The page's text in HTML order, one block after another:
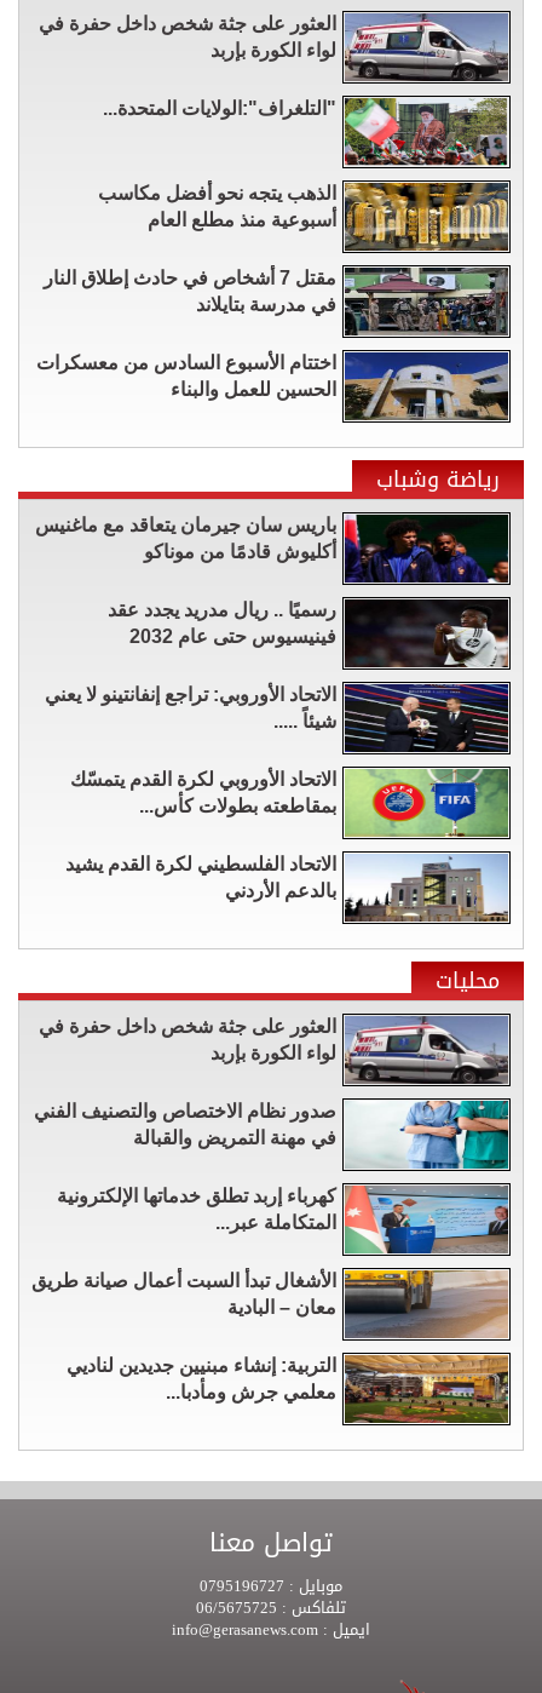
العثور على جثة شخص داخل حفرة في
لواء الكورة بإربد
"التلغراف":الولايات المتحدة...
الذهب يتجه نحو أفضل مكاسب
أسبوعية منذ مطلع العام
مقتل 7 أشخاص في حادث إطلاق النار
في مدرسة بتايلاند
اختتام الأسبوع السادس من معسكرات
الحسين للعمل والبناء
رياضة وشباب
باريس سان جيرمان يتعاقد مع ماغنيس
أكليوش قادمًا من موناكو
رسميًا .. ريال مدريد يجدد عقد
فينيسيوس حتى عام 2032
الاتحاد الأوروبي: تراجع إنفانتينو لا يعني
شيئاً .....
الاتحاد الأوروبي لكرة القدم يتمسّك
بمقاطعته بطولات كأس...
الاتحاد الفلسطيني لكرة القدم يشيد
بالدعم الأردني
محليات
العثور على جثة شخص داخل حفرة في
لواء الكورة بإربد
صدور نظام الاختصاص والتصنيف الفني
في مهنة التمريض والقبالة
كهرباء إربد تطلق خدماتها الإلكترونية
المتكاملة عبر...
الأشغال تبدأ السبت أعمال صيانة طريق
معان – البادية
التربية: إنشاء مبنيين جديدين لناديي
معلمي جرش ومأدبا...
تواصل معنا
موبايل :
تلفاكس :
ايميل :